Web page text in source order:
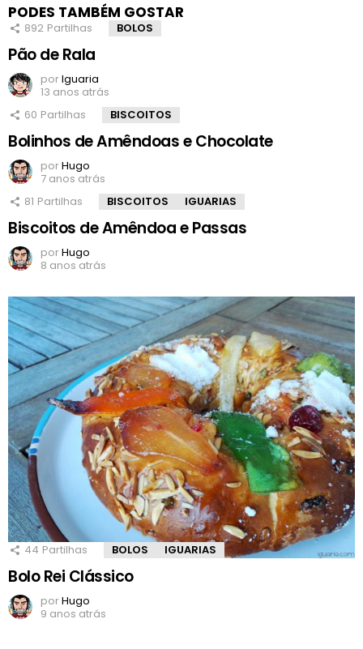
PODES TAMBÉM GOSTAR
892 Partilhas BOLOS
Pão de Rala
porIguaria
13 anos atrás
60 Partilhas BISCOITOS
Bolinhos de Amêndoas e Chocolate
porHugo
7 anos atrás
81 Partilhas BISCOITOS IGUARIAS
Biscoitos de Amêndoa e Passas
porHugo
8 anos atrás
44 Partilhas BOLOS IGUARIAS
Bolo Rei Clássico
porHugo
9 anos atrás